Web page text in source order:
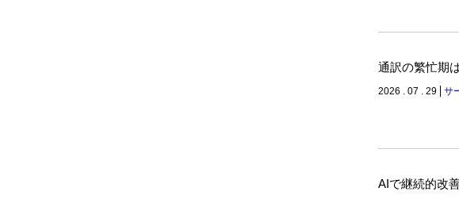
通訳の繁忙期
2026 . 07 . 29 サ
AIで継続的改